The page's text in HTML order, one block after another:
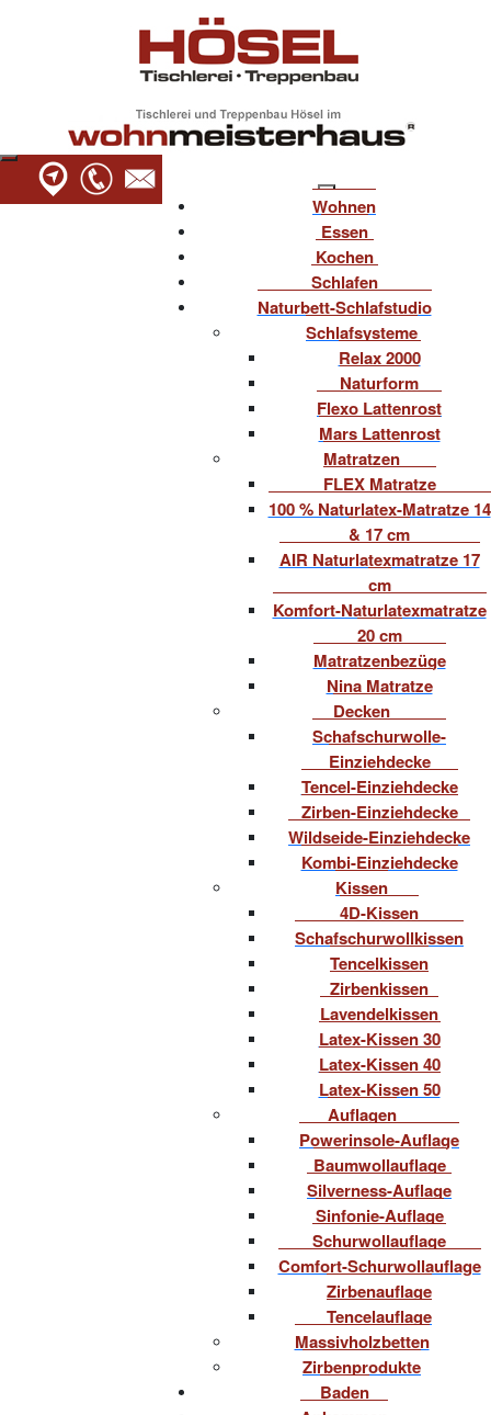
Wohnen
Essen
Kochen
Schlafen
Naturbett-Schlafstudio
Schlafsysteme
Relax 2000
Naturform
Flexo Lattenrost
Mars Lattenrost
Matratzen
FLEX Matratze
100 % Naturlatex-Matratze 14
& 17 cm
AIR Naturlatexmatratze 17
cm
Komfort-Naturlatexmatratze
20 cm
Matratzenbezüge
Nina Matratze
Decken
Schafschurwolle-
Einziehdecke
Tencel-Einziehdecke
Zirben-Einziehdecke
Wildseide-Einziehdecke
Kombi-Einziehdecke
Kissen
4D-Kissen
Schafschurwollkissen
Tencelkissen
Zirbenkissen
Lavendelkissen
Latex-Kissen 30
Latex-Kissen 40
Latex-Kissen 50
Auflagen
Powerinsole-Auflage
Baumwollauflage
Silverness-Auflage
Sinfonie-Auflage
Schurwollauflage
Comfort-Schurwollauflage
Zirbenauflage
Tencelauflage
Massivholzbetten
Zirbenprodukte
Baden